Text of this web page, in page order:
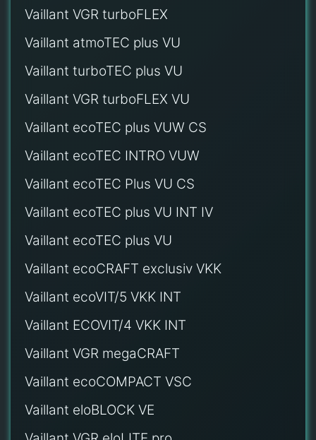
Vaillant VGR turboFLEX
Vaillant atmoTEC plus VU
Vaillant turboTEC plus VU
Vaillant VGR turboFLEX VU
Vaillant ecoTEC plus VUW CS
Vaillant ecoTEC INTRO VUW
Vaillant ecoTEC Plus VU CS
Vaillant ecoTEC plus VU INT IV
Vaillant ecoTEC plus VU
Vaillant ecoCRAFT exclusiv VKK
Vaillant ecoVIT/5 VKK INT
Vaillant ECOVIT/4 VKK INT
Vaillant VGR megaCRAFT
Vaillant ecoCOMPACT VSC
Vaillant eloBLOCK VE